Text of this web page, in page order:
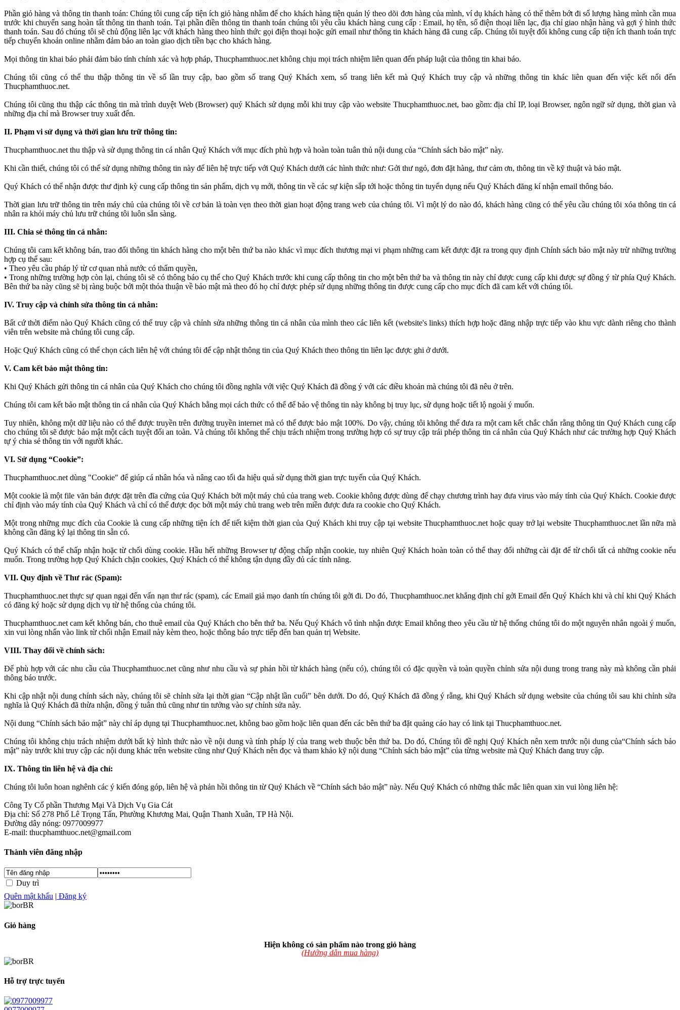
Phần giỏ hàng và thông tin thanh toán: Chúng tôi cung cấp tiện ích giỏ hàng nhằm để cho khách hàng tiện quản lý theo dõi đơn hàng của mình, ví dụ khách hàng có thể thêm bớt đi số lượng hàng mình cần mua
trước khi chuyển sang hoàn tất thông tin thanh toán. Tại phần điền thông tin thanh toán chúng tôi yêu cầu khách hàng cung cấp : Email, họ tên, số điện thoại liên lạc, địa chỉ giao nhận hàng và gợi ý hình thức
thanh toán. Sau đó chúng tôi sẽ chủ động liên lạc với khách hàng theo hình thức gọi điện thoại hoặc gửi email như thông tin khách hàng đã cung cấp. Chúng tôi tuyệt đối không cung cấp tiện ích thanh toán trực
tiếp chuyển khoản online nhằm đảm bảo an toàn giao dịch tiền bạc cho khách hàng.
Mọi thông tin khai báo phải đảm bảo tính chính xác và hợp pháp, Thucphamthuoc.net không chịu mọi trách nhiệm liên quan đến pháp luật của thông tin khai báo.
Chúng tôi cũng có thể thu thập thông tin về số lần truy cập, bao gồm số trang Quý Khách xem, số trang liên kết mà Quý Khách truy cập và những thông tin khác liên quan đến việc kết nối đến
Thucphamthuoc.net.
Chúng tôi cũng thu thập các thông tin mà trình duyệt Web (Browser) quý Khách sử dụng mỗi khi truy cập vào website Thucphamthuoc.net, bao gồm: địa chỉ IP, loại Browser, ngôn ngữ sử dụng, thời gian và
những địa chỉ mà Browser truy xuất đến.
II. Phạm vi sử dụng và thời gian lưu trữ thông tin:
Thucphamthuoc.net thu thập và sử dụng thông tin cá nhân Quý Khách với mục đích phù hợp và hoàn toàn tuân thủ nội dung của “Chính sách bảo mật” này.
Khi cần thiết, chúng tôi có thể sử dụng những thông tin này để liên hệ trực tiếp với Quý Khách dưới các hình thức như: Gởi thư ngỏ, đơn đặt hàng, thư cảm ơn, thông tin về kỹ thuật và bảo mật.
Quý Khách có thể nhận được thư định kỳ cung cấp thông tin sản phẩm, dịch vụ mới, thông tin về các sự kiện sắp tới hoặc thông tin tuyển dụng nếu Quý Khách đăng kí nhận email thông báo.
Thời gian lưu trữ thông tin trên máy chủ của chúng tôi về cơ bản là toàn vẹn theo thời gian hoạt động trang web của chúng tôi. Vì một lý do nào đó, khách hàng cũng có thể yêu cầu chúng tôi xóa thông tin cá
nhân ra khỏi máy chủ lưu trữ chúng tôi luôn sẵn sàng.
III. Chia sẻ thông tin cá nhân:
Chúng tôi cam kết không bán, trao đổi thông tin khách hàng cho một bên thứ ba nào khác vì mục đích thương mại vi phạm những cam kết được đặt ra trong quy định Chính sách bảo mật này trừ những trường
hợp cụ thể sau:
• Theo yêu cầu pháp l‎ý từ cơ quan nhà nước có thẩm quyền,
• Trong những trường hợp còn lại, chúng tôi sẽ có thông báo cụ thể cho Quý Khách trước khi cung cấp thông tin cho một bên thứ ba và thông tin này chỉ được cung cấp khi được sự đồng ‎ý‎ từ phía Quý Khách.
Bên thứ ba này cũng sẽ bị ràng buộc bởi một thỏa thuận về bảo mật mà theo đó họ chỉ được phép sử dụng những thông tin được cung cấp cho mục đích đã cam kết với chúng tôi.
IV. Truy cập và chỉnh sửa thông tin cá nhân:
Bất cứ thời điểm nào Quý Khách cũng có thể truy cập và chỉnh sửa những thông tin cá nhân của mình theo các liên kết (website's links) thích hợp hoặc đăng nhập trực tiếp vào khu vực dành riêng cho thành
viên trên website mà chúng tôi cung cấp.
Hoặc Quý Khách cũng có thể chọn cách liên hệ với chúng tôi để cập nhật thông tin của Quý Khách theo thông tin liên lạc được ghi ở dưới.
V. Cam kết bảo mật thông tin:
Khi Quý Khách gửi thông tin cá nhân của Quý Khách cho chúng tôi đồng nghĩa với việc Quý Khách đã đồng ý với các điều khoản mà chúng tôi đã nêu ở trên.
Chúng tôi cam kết bảo mật thông tin cá nhân của Quý Khách bằng mọi cách thức có thể để bảo vệ thông tin này không bị truy lục, sử dụng hoặc tiết lộ ngoài ý muốn.
Tuy nhiên, không một dữ liệu nào có thể được truyền trên đường truyền internet mà có thể được bảo mật 100%. Do vậy, chúng tôi không thể đưa ra một cam kết chắc chắn rằng thông tin Quý Khách cung cấp
cho chúng tôi sẽ được bảo mật một cách tuyệt đối an toàn. Và chúng tôi không thể chịu trách nhiệm trong trường hợp có sự truy cập trái phép thông tin cá nhân của Quý Khách như các trường hợp Quý Khách
tự ý chia sẻ thông tin với người khác.
VI. Sử dụng “Cookie”:
Thucphamthuoc.net dùng "Cookie" để giúp cá nhân hóa và nâng cao tối đa hiệu quả sử dụng thời gian trực tuyến của Quý Khách.
Một cookie là một file văn bản được đặt trên đĩa cứng của Quý Khách bởi một máy chủ của trang web. Cookie không được dùng để chạy chương trình hay đưa virus vào máy tính của Quý Khách. Cookie được
chỉ định vào máy tính của Quý Khách và chỉ có thể được đọc bởi một máy chủ trang web trên miền được đưa ra cookie cho Quý Khách.
Một trong những mục đích của Cookie là cung cấp những tiện ích để tiết kiệm thời gian của Quý Khách khi truy cập tại website Thucphamthuoc.net hoặc quay trở lại website Thucphamthuoc.net lần nữa mà
không cần đăng ký lại thông tin sẵn có.
Quý Khách có thể chấp nhận hoặc từ chối dùng cookie. Hầu hết những Browser tự động chấp nhận cookie, tuy nhiên Quý Khách hoàn toàn có thể thay đổi những cài đặt để từ chối tất cả những cookie nếu
muốn. Trong trường hợp Quý Khách chặn cookies, Quý Khách có thể không tận dụng đầy đủ các tính năng.
VII. Quy định về Thư rác (Spam):
Thucphamthuoc.net thực sự quan ngại đến vấn nạn thư rác (spam), các Email giả mạo danh tín chúng tôi gởi đi. Do đó, Thucphamthuoc.net khẳng định chỉ gởi Email đến Quý Khách khi và chỉ khi Quý Khách
có đăng ký hoặc sử dụng dịch vụ từ hệ thống của chúng tôi.
Thucphamthuoc.net cam kết không bán, cho thuê email của Quý Khách cho bên thứ ba. Nếu Quý Khách vô tình nhận được Email không theo yêu cầu từ hệ thống chúng tôi do một nguyên nhân ngoài ý muốn,
xin vui lòng nhấn vào link từ chối nhận Email này kèm theo, hoặc thông báo trực tiếp đến ban quản trị Website.
VIII. Thay đổi về chính sách:
Để phù hợp với các nhu cầu của Thucphamthuoc.net cũng như nhu cầu và sự phản hồi từ khách hàng (nếu có), chúng tôi có đặc quyền và toàn quyền chỉnh sửa nội dung trong trang này mà không cần phải
thông báo trước.
Khi cập nhật nội dung chính sách này, chúng tôi sẽ chỉnh sửa lại thời gian “Cập nhật lần cuối” bên dưới. Do đó, Quý Khách đã đồng ý rằng, khi Quý Khách sử dụng website của chúng tôi sau khi chỉnh sửa
nghĩa là Quý Khách đã thừa nhận, đồng ý tuân thủ cũng như tin tưởng vào sự chỉnh sửa này.
Nội dung “Chính sách bảo mật” này chỉ áp dụng tại Thucphamthuoc.net, không bao gồm hoặc liên quan đến các bên thứ ba đặt quảng cáo hay có link tại Thucphamthuoc.net.
Chúng tôi không chịu trách nhiệm dưới bất kỳ hình thức nào về nội dung và tính pháp lý của trang web thuộc bên thứ ba. Do đó, Chúng tôi đề nghị Quý Khách nên xem trước nội dung của“Chính sách bảo
mật” này trước khi truy cập các nội dung khác trên website cũng như Quý Khách nên đọc và tham khảo kỹ nội dung “Chính sách bảo mật” của từng website mà Quý Khách đang truy cập.
IX. Thông tin liên hệ và địa chỉ:
Chúng tôi luôn hoan nghênh các ý kiến đóng góp, liên hệ và phản hồi thông tin từ Quý Khách về “Chính sách bảo mật” này. Nếu Quý Khách có những thắc mắc liên quan xin vui lòng liên hệ:
Công Ty Cổ phần Thương Mại Và Dịch Vụ Gia Cát
Địa chỉ: Số 278 Phố Lê Trọng Tấn, Phường Khương Mai, Quận Thanh Xuân, TP Hà Nội.
Đường dây nóng: 0977009977
E-mail: thucphamthuoc.net@gmail.com
Thành viên đăng nhập
Duy trì
Quên mật khẩu | Đăng ký
Giỏ hàng
Hiện không có sản phẩm nào trong giỏ hàng
(Hướng dẫn mua hàng)
Hỗ trợ trực tuyến